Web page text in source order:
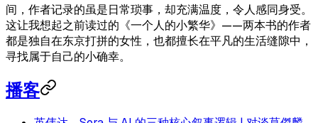
间，作者记录的虽是日常琐事，却充满温度，令人感同身受。
这让我想起之前读过的《一个人的小繁华》——两本书的作者
都是独自在东京打拼的女性，也都擅长在平凡的生活缝隙中，
寻找属于自己的小确幸。
播客